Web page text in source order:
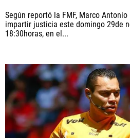
Según reportó la FMF, Marco
impartir justicia este domingo 29de
18:30horas, en el...